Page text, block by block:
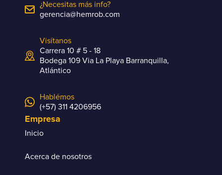
¿Necesitas más info?
gerencia@hemrob.com
Visítanos
Carrera 10 # 5 - 18
Bodega 109 Via La Playa Barranquilla,
Atlántico
Hablémos
(+57) 311 4206956
Empresa
Inicio
Acerca de nosotros